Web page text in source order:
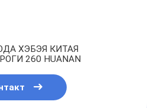
ХЭБЭЯ КИТАЯ
260 HUANAN